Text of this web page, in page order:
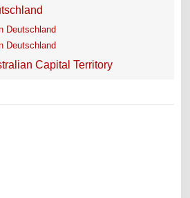
Deutschland
Deutschland
Capital Territory